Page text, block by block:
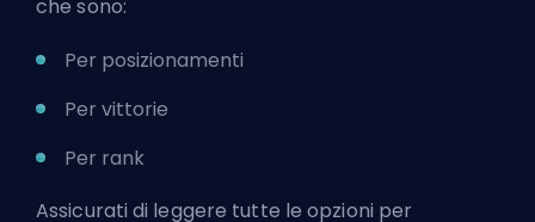
che sono:
Per posizionamenti
Per vittorie
Per rank
Assicurati di leggere tutte le opzioni per